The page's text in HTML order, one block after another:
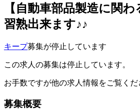
【自動車部品製造に関
習熟出来ます♪♪
キープ募集が停止しています
この求人の募集は停止しています。
お手数ですが他の求人情報をご覧くだ
募集概要